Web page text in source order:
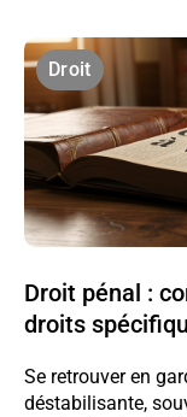
Droit
Droit pénal :
droits
Se retrouver en
déstabilisante,